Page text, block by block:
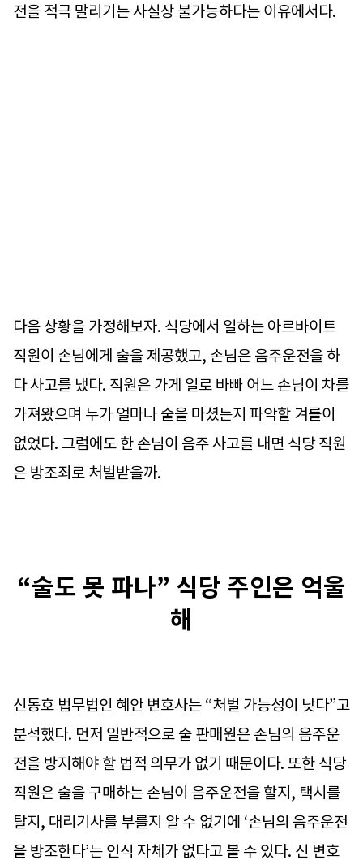
전을 적극 말리기는 사실상 불가능하다는 이유에서다.
다음 상황을 가정해보자. 식당에서 일하는 아르바이트
직원이 손님에게 술을 제공했고, 손님은 음주운전을 하
다 사고를 냈다. 직원은 가게 일로 바빠 어느 손님이 차를
가져왔으며 누가 얼마나 술을 마셨는지 파악할 겨를이
없었다. 그럼에도 한 손님이 음주 사고를 내면 식당 직원
은 방조죄로 처벌받을까.
“술도 못 파나” 식당 주인은 억울
해
신동호 법무법인 혜안 변호사는 “처벌 가능성이 낮다”고
분석했다. 먼저 일반적으로 술 판매원은 손님의 음주운
전을 방지해야 할 법적 의무가 없기 때문이다. 또한 식당
직원은 술을 구매하는 손님이 음주운전을 할지, 택시를
탈지, 대리기사를 부를지 알 수 없기에 ‘손님의 음주운전
을 방조한다’는 인식 자체가 없다고 볼 수 있다. 신 변호